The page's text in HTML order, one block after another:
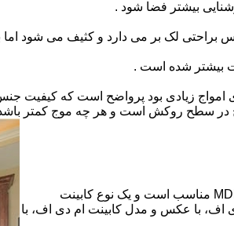
بیشتر فضا شود .
لک بر می دارد و کثیف می شود اما
بیشتر شده است .
امواج زیادی بود پرواضح است که
موج در سطح روکش است و هر چه موج
کابینت ام دی اف از متریالی با نام ام دی اف (MDF) ساخته شده. قیمت مدل کابینت MDF مناسب است و یک نوع کابینت
اف، با عکس و مدل کابینت ام دی اف، با